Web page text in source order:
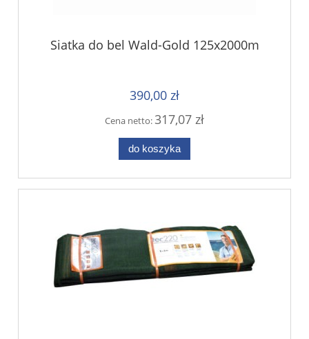
Siatka do bel Wald-Gold 125x2000m
390,00 zł
Cena netto:317,07 zł
do koszyka